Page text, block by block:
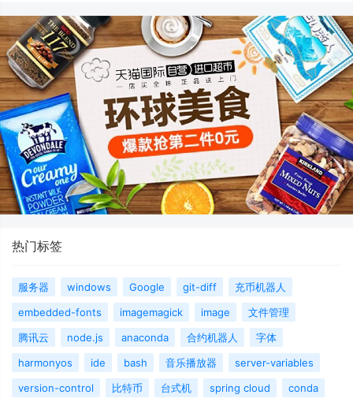
热门标签
服务器 windows Google git-diff
充币机器人
embedded-fonts
imagemagick image
文件管理
腾讯云
node.js anaconda 合约机器人
字体
harmonyos
ide bash 音乐播放器
server-variables
version-control
比特币 台式机 spring cloud
conda